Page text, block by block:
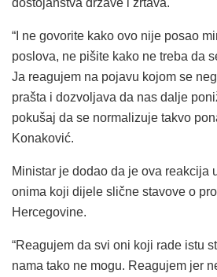
dostojanstva države i žrtava.
“I ne govorite kako ovo nije posao
poslova, ne pišite kako ne treba da
Ja reagujem na pojavu kojom se
prašta i dozvoljava da nas dalje
pokušaj da se normalizuje takvo
Konaković.
Ministar je dodao da je ova reakcija
onima koji dijele slične stavove o
Hercegovine.
“Reagujem da svi oni koji rade istu
nama tako ne mogu. Reagujem jer